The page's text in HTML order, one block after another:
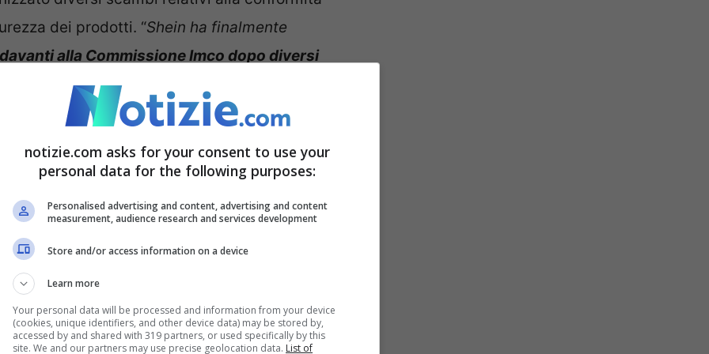
dei prodotti. “Shein ha finalmente
alla Commissione Imco dopo diversi
Anna Cavazzini.
il diritto dell’Ue non è facoltativo
anche per le piattaforme di e-commerce e per
unico con prodotti pericolosi e illegali,
sistematicamente il diritto dell’Ue“.
vendita online di bambole
notizie.com asks for your consent to use your
personal data for the following purposes:
Personalised advertising and content, advertising and content
measurement, audience research and services development
Store and/or access information on a device
Learn more
Your personal data will be processed and information from your device
(cookies, unique identifiers, and other device data) may be stored by,
accessed by and shared with 319 partners, or used specifically by this
site. We and our partners may use precise geolocation data. List of